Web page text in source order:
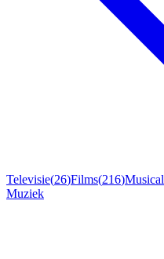
Televisie(26)Films(216)Musical
Muziek